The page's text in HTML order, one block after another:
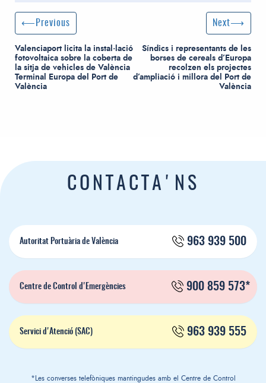
Post navigation
Previous Post
Previous
Valenciaport licita la instal·lació
fotovoltaica sobre la coberta de
la sitja de vehicles de València
Terminal Europa del Port de
València
Next Post
Next
Síndics i representants de les
borses de cereals d’Europa
recolzen els projectes
d’ampliació i millora del Port de
València
CONTACTA'NS
Autoritat Portuària de València 963 939 500
Centre de Control d'Emergències 900 859 573*
Servici d'Atenció (SAC) 963 939 555
*Les converses telefòniques mantingudes amb el Centre de Control